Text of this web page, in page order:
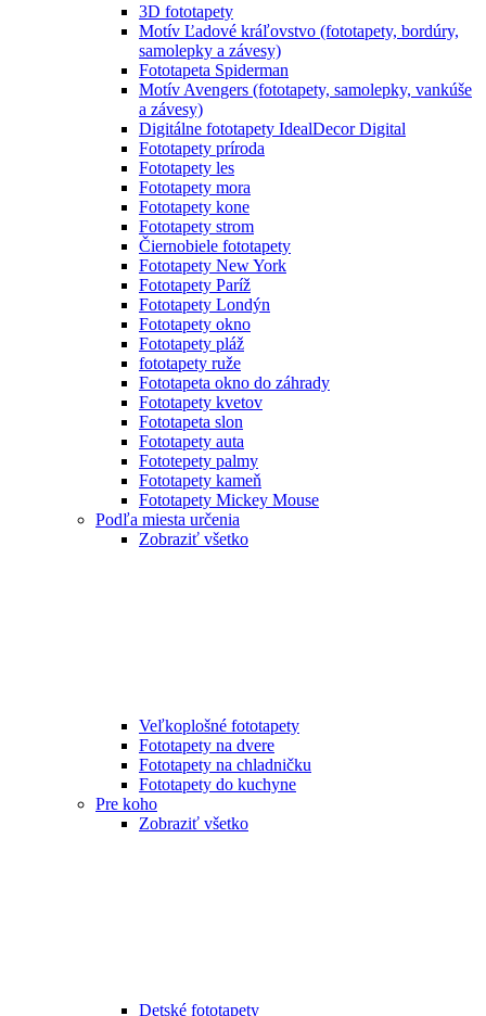
3D fototapety
Motív Ľadové kráľovstvo (fototapety, bordúry,
samolepky a závesy)
Fototapeta Spiderman
Motív Avengers (fototapety, samolepky, vankúše
a závesy)
Digitálne fototapety IdealDecor Digital
Fototapety príroda
Fototapety les
Fototapety mora
Fototapety kone
Fototapety strom
Čiernobiele fototapety
Fototapety New York
Fototapety Paríž
Fototapety Londýn
Fototapety okno
Fototapety pláž
fototapety ruže
Fototapeta okno do záhrady
Fototapety kvetov
Fototapeta slon
Fototapety auta
Fototepety palmy
Fototapety kameň
Fototapety Mickey Mouse
Podľa miesta určenia
Zobraziť všetko
Veľkoplošné fototapety
Fototapety na dvere
Fototapety na chladničku
Fototapety do kuchyne
Pre koho
Zobraziť všetko
Detské fototapety